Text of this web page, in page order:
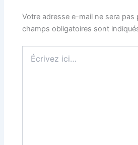
Votre adresse e-mail ne sera pas
champs obligatoires sont
ici…